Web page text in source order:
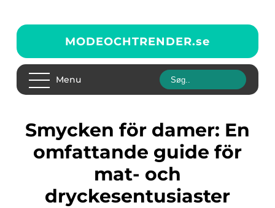
MODEOCHTRENDER.se
Menu
Smycken för damer: En
omfattande guide för
mat- och
dryckesentusiaster